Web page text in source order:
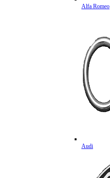
Alfa Romeo
Audi